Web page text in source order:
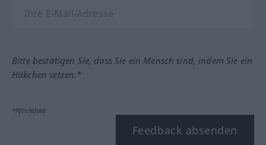
Bitte bestätigen Sie, dass Sie ein Mensch sind, indem Sie ein
Häkchen setzen.*
*Pflichtfeld
Feedback absenden